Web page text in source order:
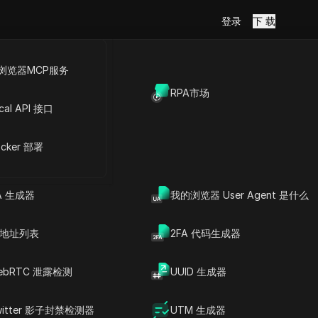
RPA市场
生成器 我的浏览器 User Agent 是什么
址列表 2FA 代码生成器
泄露检测 UUID 生成器
影子封禁检测器 UTM 生成器
览器MCP服务
API 接口
部署
登录 下 载
范围(IPv4地址)。您可获取
Download